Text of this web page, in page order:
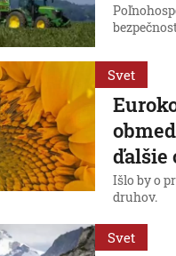
Svet
ďalšie
Išlo by o
druhov.
Svet